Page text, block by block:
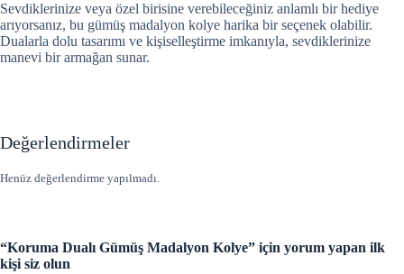
Sevdiklerinize veya özel birisine verebileceğiniz anlamlı bir hediye
arıyorsanız, bu gümüş madalyon kolye harika bir seçenek olabilir.
Dualarla dolu tasarımı ve kişiselleştirme imkanıyla, sevdiklerinize
manevi bir armağan sunar.
Değerlendirmeler
Henüz değerlendirme yapılmadı.
“Koruma Dualı Gümüş Madalyon Kolye” için yorum yapan ilk
kişi siz olun